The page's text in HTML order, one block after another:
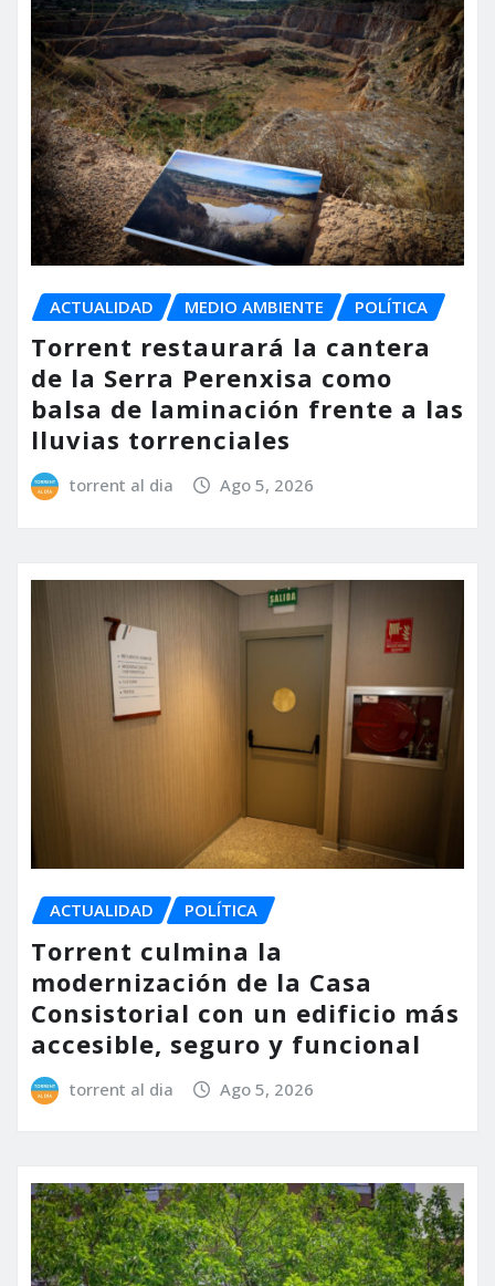
ACTUALIDAD MEDIO AMBIENTE POLÍTICA
Torrent restaurará la cantera
de la Serra Perenxisa como
balsa de laminación frente a las
lluvias torrenciales
torrent al dia Ago 5, 2026
ACTUALIDAD POLÍTICA
Torrent culmina la
modernización de la Casa
Consistorial con un edificio más
accesible, seguro y funcional
torrent al dia Ago 5, 2026